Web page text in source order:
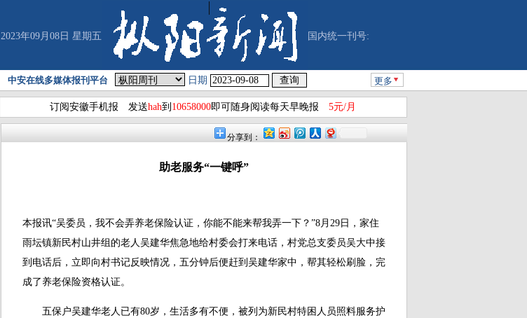
2023年09月08日 星期五 国内统一刊号:
中安在线多媒体报刊平台 日期 更多
订阅安徽手机报 发送hah到 10658000即可随身阅读每天早晚报 5元/月
分享到：
助老服务“一键呼”
本报讯“吴委员，我不会弄养老保险认证，你能不能来帮我弄一下？”8月29日，家住
雨坛镇新民村山井组的老人吴建华焦急地给村委会打来电话，村党总支委员吴大中接
到电话后，立即向村书记反映情况，五分钟后便赶到吴建华家中，帮其轻松刷脸，完
成了养老保险资格认证。
五保户吴建华老人已有80岁，生活多有不便，被列为新民村特困人员照料服务护